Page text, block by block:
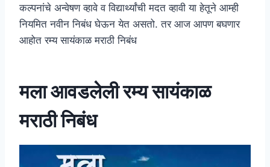
कल्पनांचे अन्वेषण व्हावे व विद्यार्थ्यांची मदत व्हावी या हेतूने आम्ही
नियमित नवीन निबंध घेऊन येत असतो. तर आज आपण बघणार
आहोत रम्य सायंकाळ मराठी निबंध
मला आवडलेली रम्य सायंकाळ
मराठी निबंध